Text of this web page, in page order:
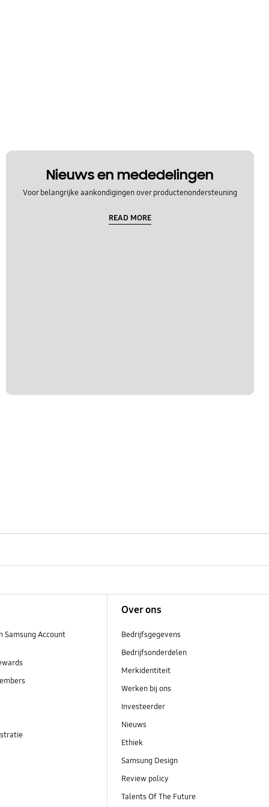
Nieuws en mededelingen
Voor belangrijke aankondigingen over productenondersteuning
READ MORE
Samsung Account
Over ons
Bedrijfsgegevens
Bedrijfsonderdelen
Merkidentiteit
Werken bij ons
Investeerder
Nieuws
Ethiek
Samsung Design
Review policy
Talents Of The Future